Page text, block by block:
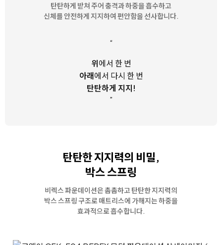
탄탄하게 받쳐 주어충격과 하중을 흡수하고
신체를 안전하게 지지하여 편안함을 선사합니다.
“
위에서 한 번
아래에서 다시 한 번
탄탄하게 지지!
”
탄탄한 지지력의 비밀,
박스 스프링
비렉스 파운데이션은 촘촘하고 탄탄한 지지력의
박스 스프링 구조로 매트리스에 가해지는 하중을
효과적으로 흡수합니다.